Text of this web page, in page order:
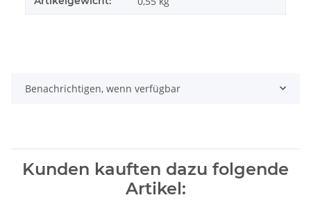
Benachrichtigen, wenn verfügbar
Kunden kauften dazu folgende
Artikel: